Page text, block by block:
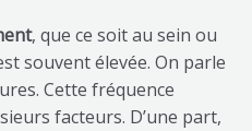
, que ce soit au sein ou
souvent élevée. On parle
Cette fréquence
facteurs. D’une part,